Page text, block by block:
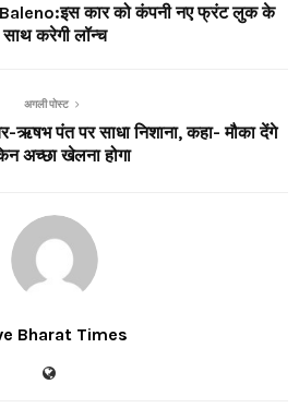
कार को कंपनी नए फ्रंट लुक के
साथ करेगी लॉन्च
अगली पोस्ट
ऋषभ पंत पर साधा निशाना, कहा- मौका देंगे
अच्छा खेलना होगा
Bharat Times